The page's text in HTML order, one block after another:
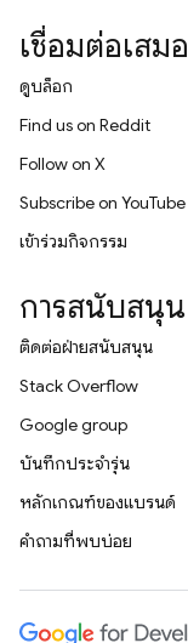
เชื่อมต่อเสมอ
ดูบล็อก
Find us on Reddit
Follow on X
Subscribe on YouTube
เข้าร่วมกิจกรรม
การสนับสนุน
ติดต่อฝ่ายสนับสนุน
Stack Overflow
Google group
บันทึกประจำรุ่น
หลักเกณฑ์ของแบรนด์
คำถามที่พบบ่อย